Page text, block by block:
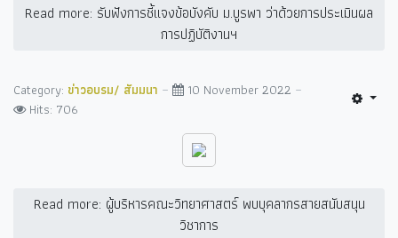
Read more: รับฟังการชี้แจงข้อบังคับ ม.บูรพา ว่าด้วยการประเมินผล
การปฏิบัติงานฯ
Category: ข่าวอบรม/ สัมมนา
10 November 2022
Hits: 706
Read more: ผู้บริหารคณะวิทยาศาสตร์ พบบุคลากรสายสนับสนุน
วิชาการ